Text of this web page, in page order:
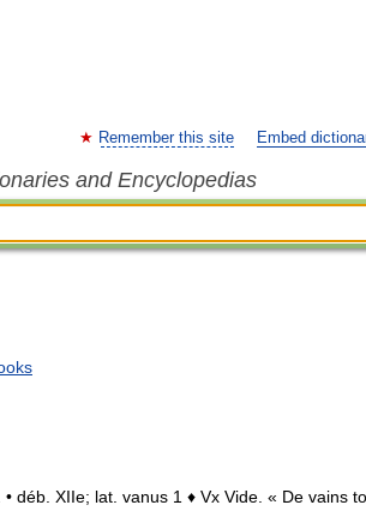
Remember this site Embed
and Encyclopedias
déb. XIIe; lat. vanus 1 ♦ Vx Vide. « De vains